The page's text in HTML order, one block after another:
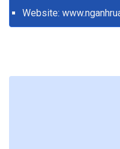
Website: